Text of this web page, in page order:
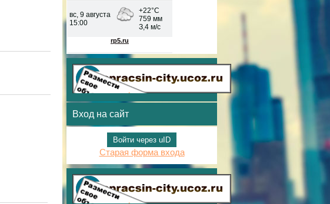
Вход на сайт
Войти через uID
Старая форма входа